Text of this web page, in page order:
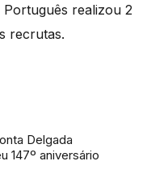
realizou 2
recrutas.
Delgada
147º aniversário